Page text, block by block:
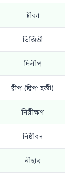
টীকা
তিস্তিড়ী
দিলীপ
দ্বীপ (দ্বিপ: হস্তী)
নিরীক্ষণ
নিষ্ঠীবন
নীহার